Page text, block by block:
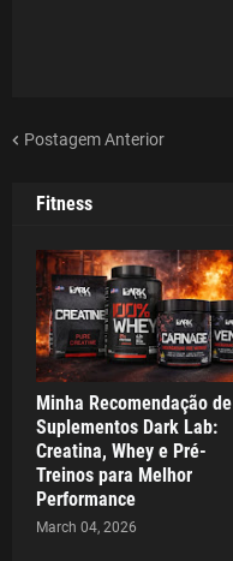
Postagem Anterior
Fitness
Minha Recomendação de
Suplementos Dark Lab:
Creatina, Whey e Pré-
Treinos para Melhor
Performance
March 04, 2026